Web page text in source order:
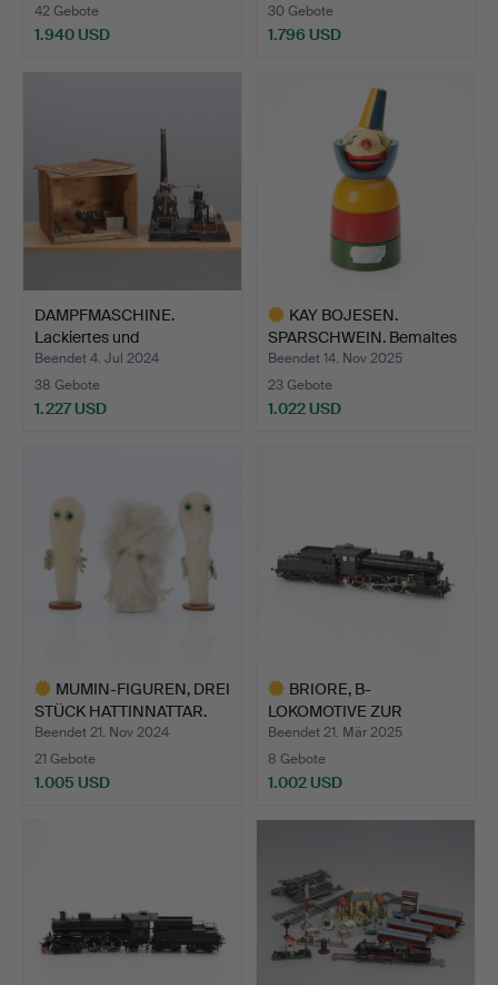
42 Gebote
1.940 USD
30 Gebote
1.796 USD
DAMPFMASCHINE.
Lackiertes und
verchromtes …
Beendet 4. Jul 2024
38 Gebote
1.227 USD
KAY BOJESEN.
SPARSCHWEIN. Bemaltes
Holz. „…
Beendet 14. Nov 2025
23 Gebote
1.022 USD
MUMIN-FIGUREN, DREI
STÜCK HATTINNATTAR.
At…
Beendet 21. Nov 2024
21 Gebote
1.005 USD
BRIORE, B-
LOKOMOTIVE ZUR
MODELLEISENBAHN. …
Beendet 21. Mär 2025
8 Gebote
1.002 USD